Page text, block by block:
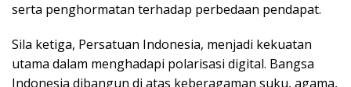
serta penghormatan terhadap perbedaan pendapat.
Sila ketiga, Persatuan Indonesia, menjadi kekuatan
utama dalam menghadapi polarisasi digital. Bangsa
Indonesia dibangun di atas keberagaman suku, agama,